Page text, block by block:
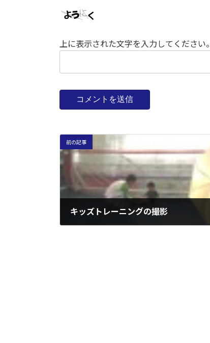
上に表示された文字を入力してください。
前の記事
キッズトレーニングの撮影